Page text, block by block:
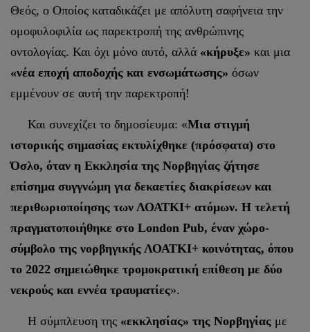
Θεός, ο Οποίος καταδικάζει με απόλυτη σαφήνεια την
ομοφυλοφιλία ως παρεκτροπή της ανθρώπινης
οντολογίας. Και όχι μόνο αυτό, αλλά «κήρυξε» και μια
«νέα εποχή αποδοχής και ενσωμάτωσης» όσων
εμμένουν σε αυτή την παρεκτροπή!
Και συνεχίζει το δημοσίευμα: «Μια στιγμή
ιστορικής σημασίας εκτυλίχθηκε (πρόσφατα) στο
Όσλο, όταν η Εκκλησία της Νορβηγίας ζήτησε
επίσημα συγγνώμη για δεκαετίες διακρίσεων και
περιθωριοποίησης των ΛΟΑΤΚΙ+ ατόμων. Η τελετή
πραγματοποιήθηκε στο London Pub, έναν χώρο-
σύμβολο της νορβηγικής ΛΟΑΤΚΙ+ κοινότητας, όπου
το 2022 σημειώθηκε τρομοκρατική επίθεση με δύο
νεκρούς και εννέα τραυματίες».
Η σύμπλευση της «εκκλησίας» της Νορβηγίας με